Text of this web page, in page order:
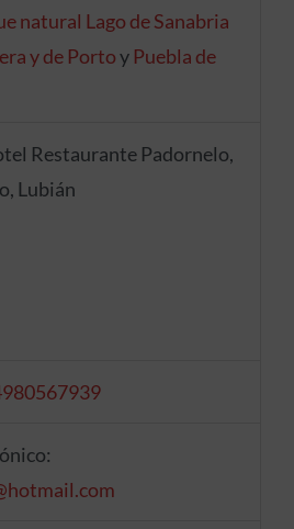
natural Lago de Sanabria
y de Portoy Puebla de
Restaurante Padornelo,
Lubián
hotmail.com